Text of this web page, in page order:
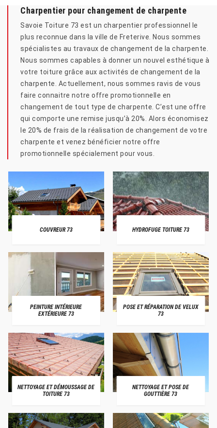
Charpentier pour changement de charpente
Savoie Toiture 73 est un charpentier professionnel le
plus reconnue dans la ville de Freterive. Nous sommes
spécialistes au travaux de changement de la charpente.
Nous sommes capables à donner un nouvel esthétique à
votre toiture grâce aux activités de changement de la
charpente. Actuellement, nous sommes ravis de vous
faire connaitre notre offre promotionnelle en
changement de tout type de charpente. C’est une offre
qui comporte une remise jusqu’à 20%. Alors économisez
le 20% de frais de la réalisation de changement de votre
charpente et venez bénéficier notre offre
promotionnelle spécialement pour vous.
COUVREUR 73 HYDROFUGE TOITURE 73
PEINTURE INTÉRIEURE
EXTÉRIEURE 73
POSE ET RÉPARATION DE VELUX
73
NETTOYAGE ET DÉMOUSSAGE DE
TOITURE 73
NETTOYAGE ET POSE DE
GOUTTIÈRE 73